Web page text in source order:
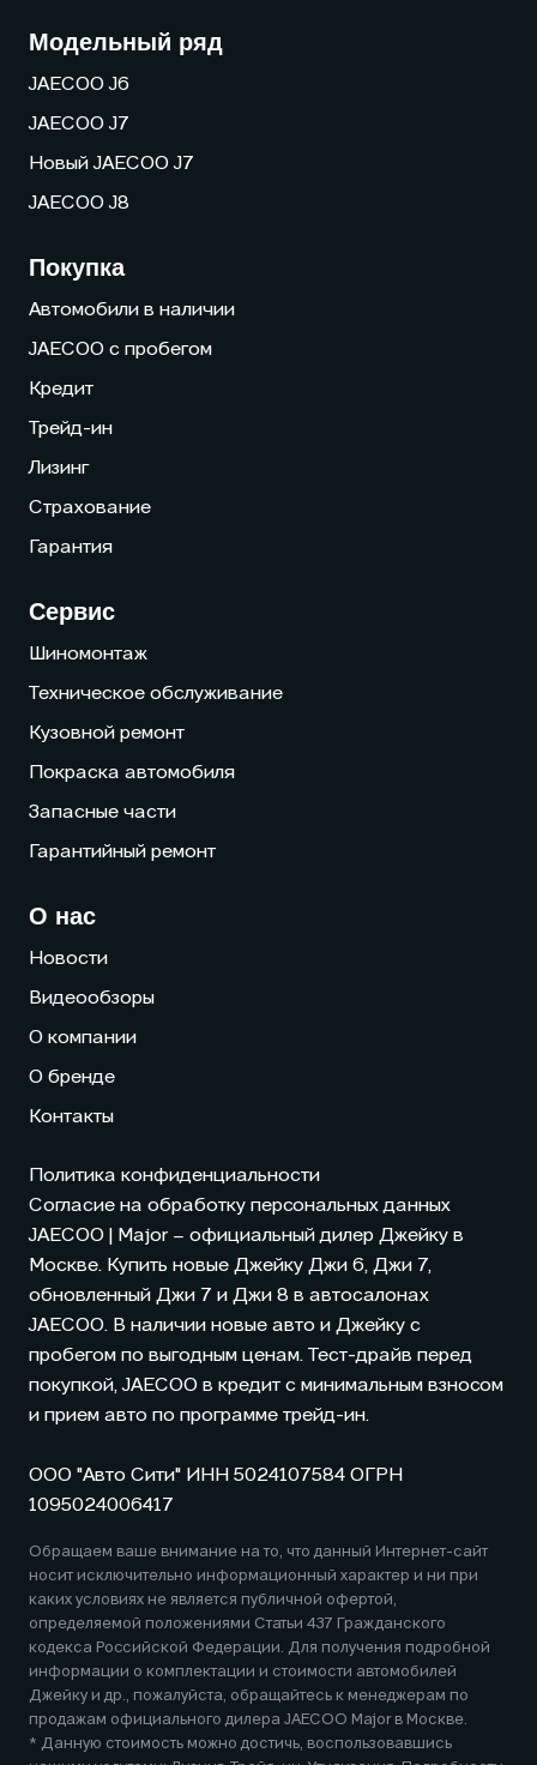
Модельный ряд
JAECOO J6
JAECOO J7
Новый JAECOO J7
JAECOO J8
Покупка
Автомобили в наличии
JAECOO с пробегом
Кредит
Трейд-ин
Лизинг
Страхование
Гарантия
Сервис
Шиномонтаж
Техническое обслуживание
Кузовной ремонт
Покраска автомобиля
Запасные части
Гарантийный ремонт
О нас
Новости
Видеообзоры
О компании
О бренде
Контакты
Политика конфиденциальности
Согласие на обработку персональных данных
JAECOO | Major – официальный дилер Джейку в
Москве. Купить новые Джейку Джи 6, Джи 7,
обновленный Джи 7 и Джи 8 в автосалонах
JAECOO. В наличии новые авто и Джейку с
пробегом по выгодным ценам. Тест-драйв перед
покупкой,JAECOO в кредит с минимальным взносом
и прием авто по программе трейд-ин.
ООО "Авто Сити" ИНН 5024107584 ОГРН
1095024006417
Обращаем ваше внимание на то, что данный Интернет-сайт
носит исключительно информационный характер и ни при
каких условиях не является публичной офертой,
определяемой положениями Статьи 437 Гражданского
кодекса Российской Федерации. Для получения подробной
информации о комплектации и стоимости автомобилей
Джейку и др., пожалуйста, обращайтесь к менеджерам по
продажам официального дилера JAECOO Major в Москве.
* Данную стоимость можно достичь, воспользовавшись